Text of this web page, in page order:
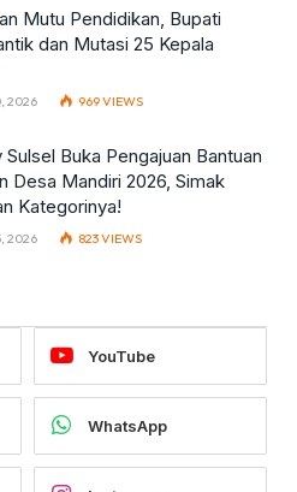
Mutu Pendidikan, Bupati
dan Mutasi 25 Kepala
2026 969VIEWS
Buka Pengajuan Bantuan
Desa Mandiri 2026, Simak
Kategorinya!
2026 823VIEWS
YouTube
WhatsApp